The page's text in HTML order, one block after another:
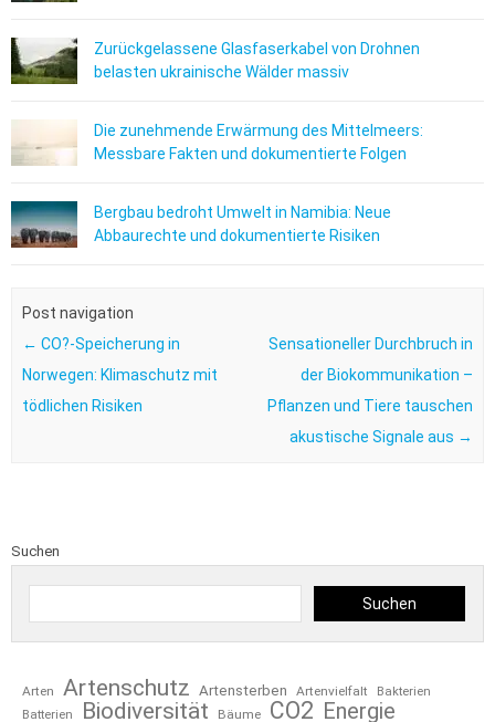
Zurückgelassene Glasfaserkabel von Drohnen
belasten ukrainische Wälder massiv
Die zunehmende Erwärmung des Mittelmeers:
Messbare Fakten und dokumentierte Folgen
Bergbau bedroht Umwelt in Namibia: Neue
Abbaurechte und dokumentierte Risiken
Post navigation
← CO?-Speicherung in
Norwegen: Klimaschutz mit
tödlichen Risiken
Sensationeller Durchbruch in
der Biokommunikation –
Pflanzen und Tiere tauschen
akustische Signale aus →
Suchen
Suchen
Arten Artenschutz Artensterben Artenvielfalt
Bakterien
Batterien
Biodiversität Bäume CO2 Energie